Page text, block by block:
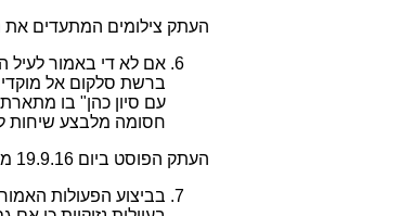
העתק צילומים המתעדים
אם לא די באמור לעיל
ברשת סלקום אל
עם סיון כהן" בו
חסומה מלבצע שיחות
העתק הפוסט ביום 19.9.16 מצורף למכתב זה כנספח א'.
בביצוע הפעולות